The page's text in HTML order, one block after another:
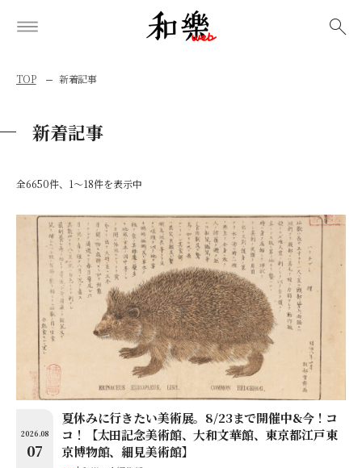
TOP 新着記事
新着記事
全6650件、1〜18件を表示中
2026.08
07
夏休みに行きたい美術展。8/23まで開催中&今！コ
コ！【太田記念美術館、大和文華館、東京都江戸東
京博物館、細見美術館】